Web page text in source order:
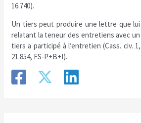
16.740).
Un tiers peut produire une lettre que
relatant la teneur des entretiens avec
tiers a participé à l’entretien (Cass. civ.
21.854, FS-P+B+I).